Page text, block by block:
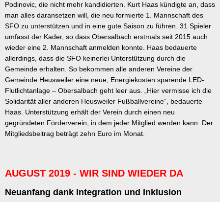
Podinovic, die nicht mehr kandidierten. Kurt Haas kündigte an, dass
man alles daransetzen will, die neu formierte 1. Mannschaft des
SFO zu unterstützen und in eine gute Saison zu führen. 31 Spieler
umfasst der Kader, so dass Obersalbach erstmals seit 2015 auch
wieder eine 2. Mannschaft anmelden konnte. Haas bedauerte
allerdings, dass die SFO keinerlei Unterstützung durch die
Gemeinde erhalten. So bekommen alle anderen Vereine der
Gemeinde Heusweiler eine neue, Energiekosten sparende LED-
Flutlichtanlage – Obersalbach geht leer aus. „Hier vermisse ich die
Solidarität aller anderen Heusweiler Fußballvereine“, bedauerte
Haas. Unterstützung erhält der Verein durch einen neu
gegründeten Förderverein, in dem jeder Mitglied werden kann. Der
Mitgliedsbeitrag beträgt zehn Euro im Monat.
AUGUST 2019 - WIR SIND WIEDER DA
Neuanfang dank Integration und Inklusion